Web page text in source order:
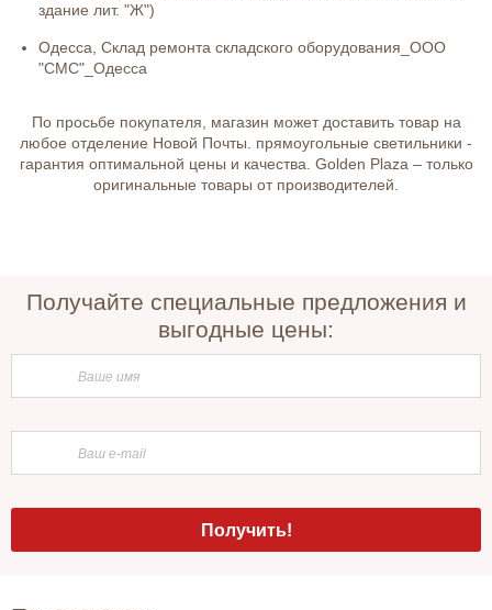
здание лит. "Ж")
Одесса, Склад ремонта складского оборудования_ООО
"СМС"_Одесса
По просьбе покупателя, магазин может доставить товар на
любое отделение Новой Почты. прямоугольные светильники -
гарантия оптимальной цены и качества. Golden Plaza – только
оригинальные товары от производителей.
Получайте специальные предложения и
выгодные цены: